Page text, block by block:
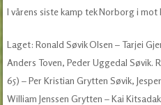
I vårens siste kamp tek Norborg i mot
Laget: Ronald Søvik Olsen – Tarjei
Anders Toven, Peder Uggedal Søvik.
65) – Per Kristian Grytten Søvik,
William Jenssen Grytten – Kai